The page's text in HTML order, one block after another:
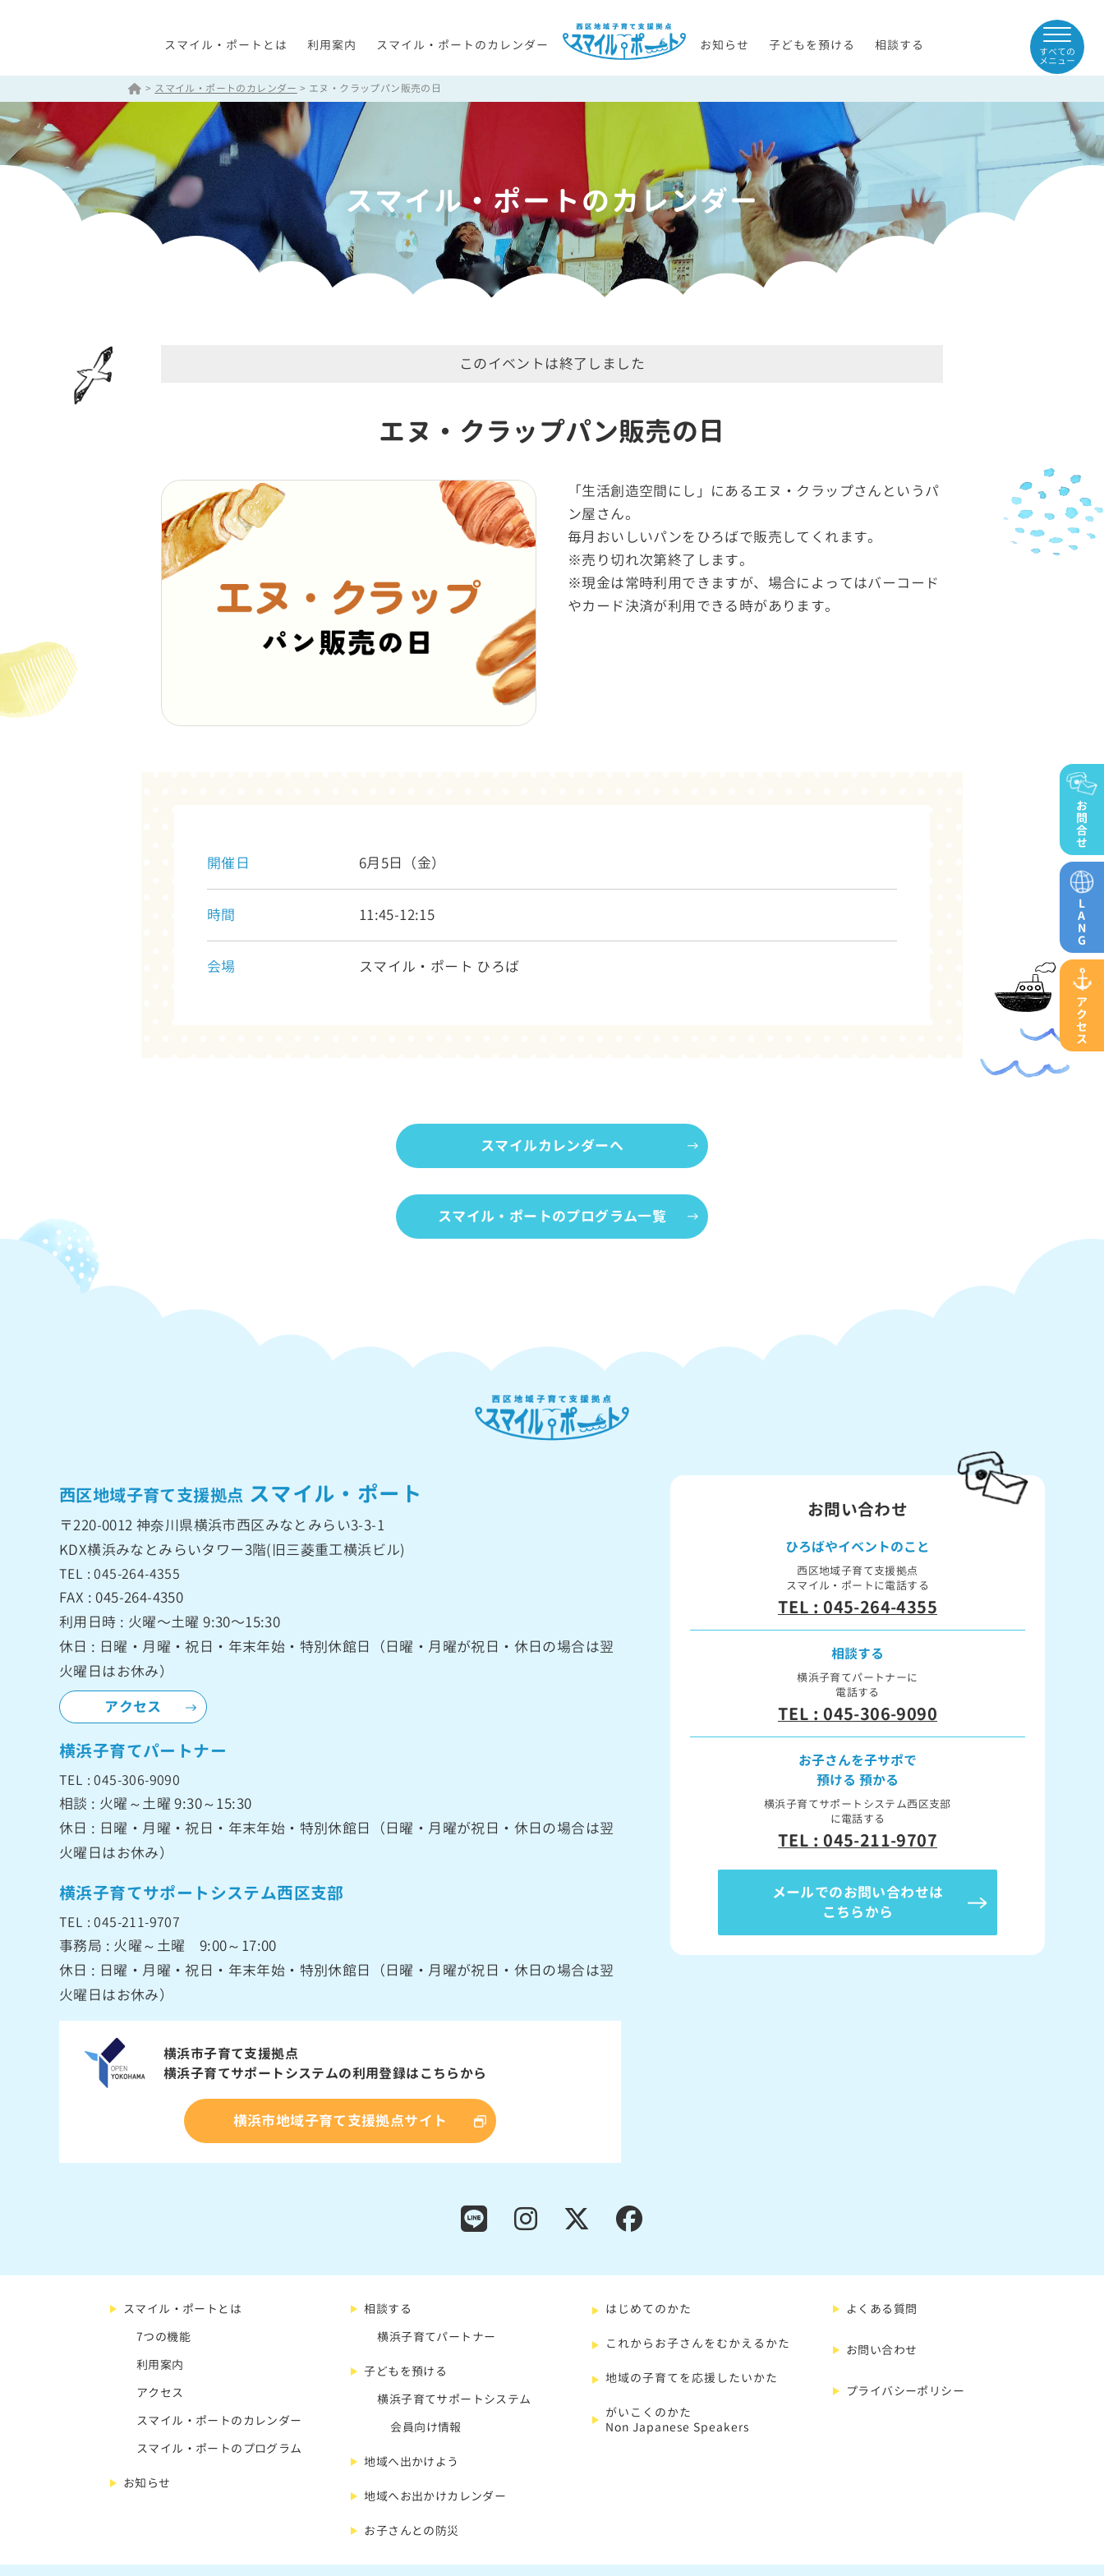
スマイル・ポートとは 利用案内 スマイル・ポートのカレンダー お知らせ 子どもを預ける 相談する すべての
メニュー
> スマイル・ポートのカレンダー > エヌ・クラップパン販売の日
お
問
合
せ
L
A
N
G
ア
ク
セ
ス
スマイル・ポートのカレンダー
このイベントは終了しました
エヌ・クラップパン販売の日
「生活創造空間にし」にあるエヌ・クラップさんというパ
ン屋さん。
毎月おいしいパンをひろばで販売してくれます。
※売り切れ次第終了します。
※現金は常時利用できますが、場合によってはバーコード
やカード決済が利用できる時があります。
開催日 6月5日（金）
時間 11:45-12:15
会場 スマイル・ポート ひろば
スマイルカレンダーへ
スマイル・ポートのプログラム一覧
西区地域子育て支援拠点 スマイル・ポート
〒220-0012神奈川県横浜市西区みなとみらい3-3-1
KDX横浜みなとみらいタワー3階(旧三菱重工横浜ビル)
TEL : 045-264-4355
FAX : 045-264-4350
利用日時 : 火曜〜土曜 9:30〜15:30
休日 : 日曜・月曜・祝日・年末年始・特別休館日（日曜・月曜が祝日・休日の場合は翌
火曜日はお休み）
アクセス
横浜子育てパートナー
TEL : 045-306-9090
相談 : 火曜～土曜 9:30～15:30
休日 : 日曜・月曜・祝日・年末年始・特別休館日（日曜・月曜が祝日・休日の場合は翌
火曜日はお休み）
横浜子育てサポートシステム西区支部
TEL : 045-211-9707
事務局 : 火曜～土曜 9:00～17:00
休日 : 日曜・月曜・祝日・年末年始・特別休館日（日曜・月曜が祝日・休日の場合は翌
火曜日はお休み）
横浜市子育て支援拠点
横浜子育てサポートシステムの利用登録はこちらから
横浜市地域子育て支援拠点サイト
お問い合わせ
ひろばやイベントのこと
西区地域子育て支援拠点
スマイル・ポートに電話する
TEL : 045-264-4355
相談する
横浜子育てパートナーに
電話する
TEL : 045-306-9090
お子さんを子サポで
預ける 預かる
横浜子育てサポートシステム西区支部
に電話する
TEL : 045-211-9707
メールでのお問い合わせは
こちらから
はじめてのかた
これからお子さんをむかえるかた
地域の子育てを応援したいかた
がいこくのかた
Non Japanese Speakers
スマイル・ポートとは
7つの機能
利用案内
アクセス
スマイル・ポートのカレンダー
スマイル・ポートのプログラム
お知らせ
相談する
横浜子育てパートナー
子どもを預ける
横浜子育てサポートシステム
会員向け情報
地域へ出かけよう
地域へお出かけカレンダー
お子さんとの防災
よくある質問
お問い合わせ
プライバシーポリシー